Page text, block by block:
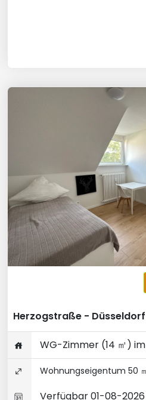
Herzogstraße - Düsseldorf
WG-Zimmer (14 ㎡)
Wohnungseigentum 50
Verfügbar 01-08-2026